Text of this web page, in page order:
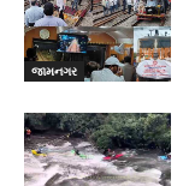
જામનગર